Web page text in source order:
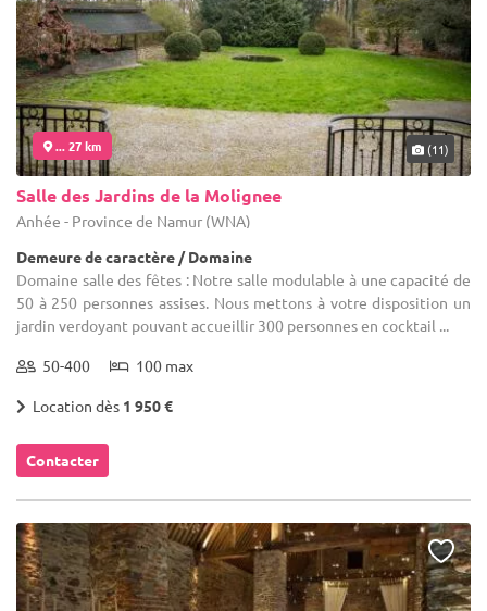
... 27 km (11)
Salle des Jardins de la Molignee
Anhée - Province de Namur (WNA)
Demeure de caractère / Domaine
Domaine salle des fêtes : Notre salle modulable à une capacité de
50 à 250 personnes assises. Nous mettons à votre disposition un
jardin verdoyant pouvant accueillir 300 personnes en cocktail ...
50-400 100 max
Location dès 1 950 €
Contacter